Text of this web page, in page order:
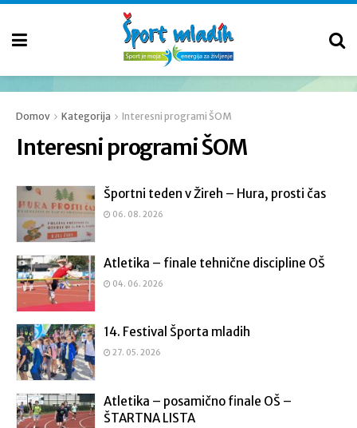
Domov Kategorija Interesni programi ŠOM
Interesni programi ŠOM
Športni teden v Žireh – Hura, prosti čas
06. 08. 2026
Atletika – finale tehnične discipline OŠ
04. 06. 2026
14. Festival Športa mladih
27. 05. 2026
Atletika – posamično finale OŠ –
ŠTARTNA LISTA